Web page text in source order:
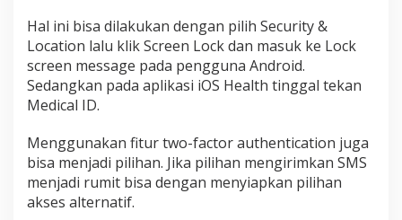
Hal ini bisa dilakukan dengan pilih Security &
Location lalu klik Screen Lock dan masuk ke Lock
screen message pada pengguna Android.
Sedangkan pada aplikasi iOS Health tinggal tekan
Medical ID.
Menggunakan fitur two-factor authentication juga
bisa menjadi pilihan. Jika pilihan mengirimkan SMS
menjadi rumit bisa dengan menyiapkan pilihan
akses alternatif.